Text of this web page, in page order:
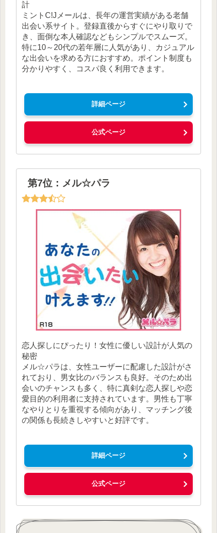
計
ミントC!Jメールは、長年の運営実績がある老舗
出会い系サイト。登録直後からすぐにやり取りで
き、面倒な本人確認などもシンプルでスムーズ。
特に10～20代の若年層に人気があり、カジュアル
な出会いを求める方におすすめ。ポイント制度も
分かりやすく、コスパ良く利用できます。
詳細ページ
公式ページ
第7位：メル☆パラ
恋人探しにぴったり！女性に優しい設計が人気の
秘密
メル☆パラは、女性ユーザーに配慮した設計がさ
れており、男女比のバランスも良好。そのため出
会いのチャンスも多く、特に真剣な恋人探しや恋
愛目的の利用者に支持されています。男性も丁寧
なやりとりを重視する傾向があり、マッチング後
の関係も長続きしやすいと好評です。
詳細ページ
公式ページ